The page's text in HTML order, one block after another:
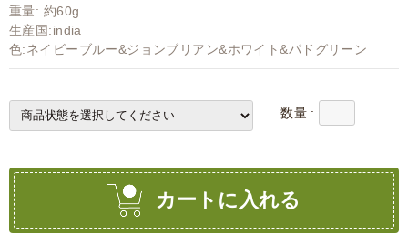
重量: 約60g
生産国:india
色:ネイビーブルー&ジョンブリアン&ホワイト&パドグリーン
数量 :
カートに入れる